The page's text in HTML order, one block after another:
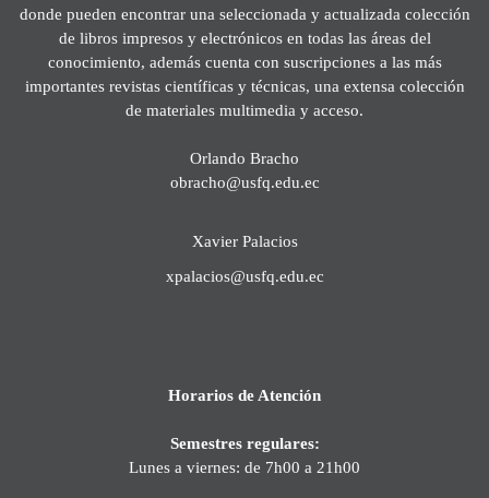
donde pueden encontrar una seleccionada y actualizada colección
de libros impresos y electrónicos en todas las áreas del
conocimiento, además cuenta con suscripciones a las más
importantes revistas científicas y técnicas, una extensa colección
de materiales multimedia y acceso.
Orlando Bracho
obracho@usfq.edu.ec
Xavier Palacios
xpalacios@usfq.edu.ec
Horarios de Atención
Semestres regulares:
Lunes a viernes: de 7h00 a 21h00